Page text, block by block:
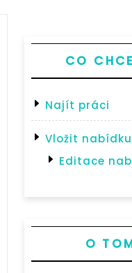
CO
Najít práci
Vložit
Editace
O